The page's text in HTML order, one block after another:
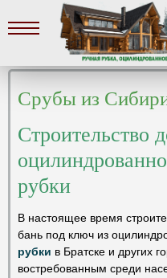
Срубы из
Строительство
рубки
В настоящее время
бань под ключ из
рубки в Братске и других
востребованным среди